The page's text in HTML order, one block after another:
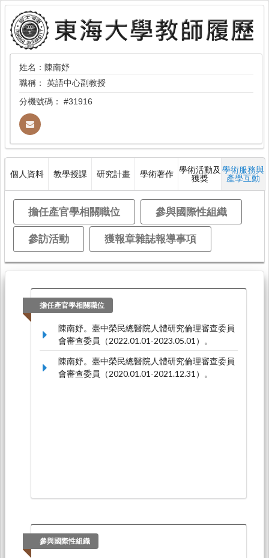
姓名：陳南妤
職稱： 英語中心副教授
分機號碼： #31916
個人資料 教學授課 研究計畫 學術著作 學術活動及
獲獎
學術服務與
產學互動
擔任產官學相關職位 參與國際性組織
參訪活動 獲報章雜誌報導事項
擔任產官學相關職位
陳南妤。臺中榮民總醫院人體研究倫理審查委員
會審查委員（2022.01.01-2023.05.01）。
陳南妤。臺中榮民總醫院人體研究倫理審查委員
會審查委員（2020.01.01-2021.12.31）。
參與國際性組織